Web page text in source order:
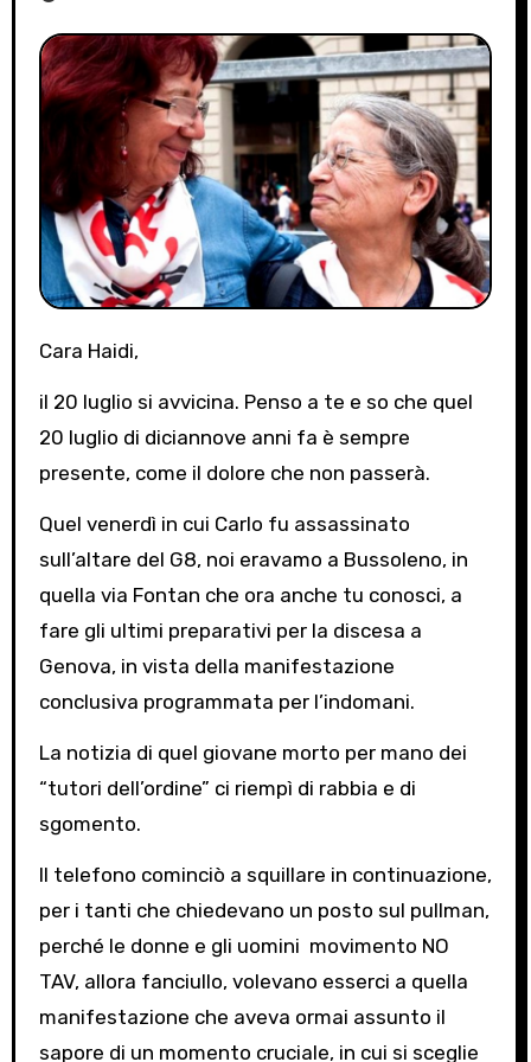
Cara Haidi,
il 20 luglio si avvicina. Penso a te e so che quel
20 luglio di diciannove anni fa è sempre
presente, come il dolore che non passerà.
Quel venerdì in cui Carlo fu assassinato
sull’altare del G8, noi eravamo a Bussoleno, in
quella via Fontan che ora anche tu conosci, a
fare gli ultimi preparativi per la discesa a
Genova, in vista della manifestazione
conclusiva programmata per l’indomani.
La notizia di quel giovane morto per mano dei
“tutori dell’ordine” ci riempì di rabbia e di
sgomento.
Il telefono cominciò a squillare in continuazione,
per i tanti che chiedevano un posto sul pullman,
perché le donne e gli uomini movimento NO
TAV, allora fanciullo, volevano esserci a quella
manifestazione che aveva ormai assunto il
sapore di un momento cruciale, in cui si sceglie